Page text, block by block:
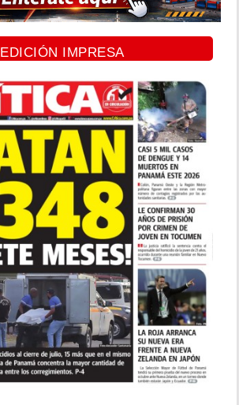
EDICIÓN IMPRESA